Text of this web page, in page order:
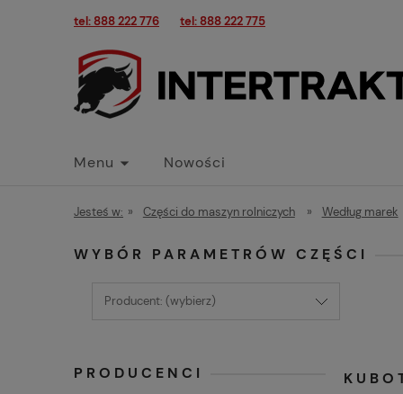
tel: 888 222 776 tel: 888 222 775
Menu Nowości
Jesteś w: » Części do maszyn rolniczych » Według marek
WYBÓR PARAMETRÓW CZĘŚCI
Producent: (wybierz)
PRODUCENCI